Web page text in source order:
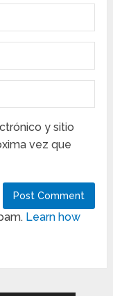
y sitio
vez que
Learn how